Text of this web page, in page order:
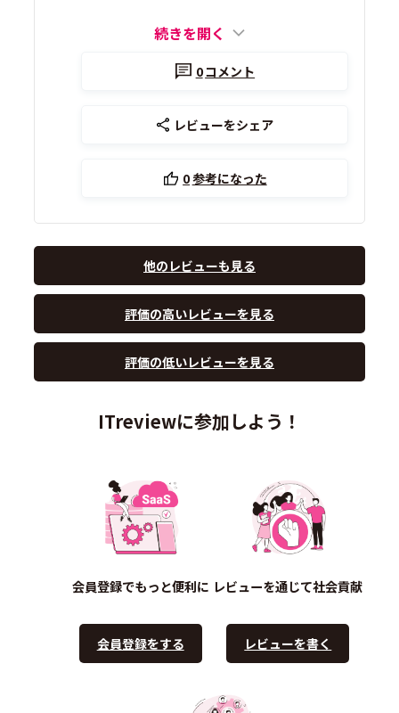
続きを開く
0コメント
レビューをシェア
0参考になった
他のレビューも見る
評価の高いレビューを見る
評価の低いレビューを見る
ITreviewに参加しよう！
会員登録でもっと便利に
会員登録をする
レビューを通じて社会貢献
レビューを書く